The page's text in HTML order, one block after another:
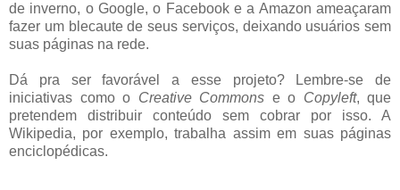
de inverno, o Google, o Facebook e a Amazon ameaçaram
fazer um blecaute de seus serviços, deixando usuários sem
suas páginas na rede.
Dá pra ser favorável a esse projeto? Lembre-se de
iniciativas como o Creative Commons e o Copyleft, que
pretendem distribuir conteúdo sem cobrar por isso. A
Wikipedia, por exemplo, trabalha assim em suas páginas
enciclopédicas.